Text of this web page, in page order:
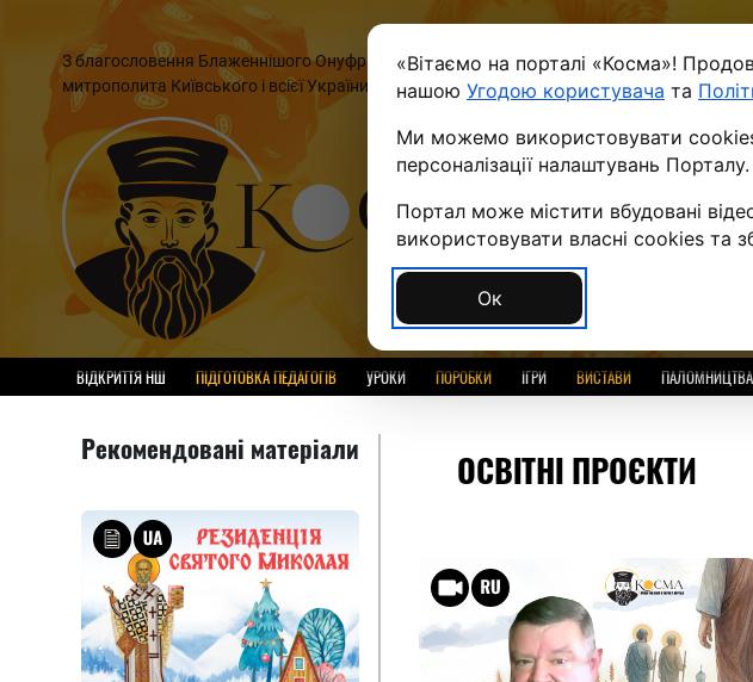
«Вітаємо на порталі «Косма»!
нашою Угодою користувача та
Ми можемо використовувати
персоналізації налаштувань
Портал може містити вбудовані
використовувати власні cookies та
Ок
З благословення Блаженнішого Онуфрія,
митрополита Київського і всієї України
ПРО ПРОЄКТ
UA RUS ENG PL BLG
ВІДКРИТТЯ НШ ПІДГОТОВКА ПЕДАГОГІВ УРОКИ ПОРОБКИ ІГРИ ВИСТАВИ ПАЛОМНИЦТВА
Рекомендовані матеріали
ОСВІТНІ ПРОЄКТИ